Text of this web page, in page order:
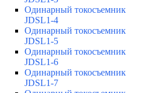
Одинарный токосъемник
JDSL1-4
Одинарный токосъемник
JDSL1-5
Одинарный токосъемник
JDSL1-6
Одинарный токосъемник
JDSL1-7